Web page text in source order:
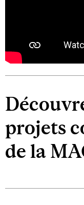
projets
de la